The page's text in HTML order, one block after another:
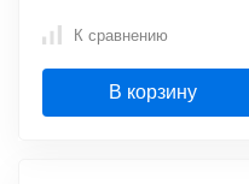
К сравнению
В корзину